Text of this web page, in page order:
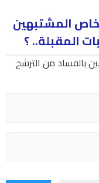
المشتبهين
المقبلة.. ؟
بالفساد من الترشح